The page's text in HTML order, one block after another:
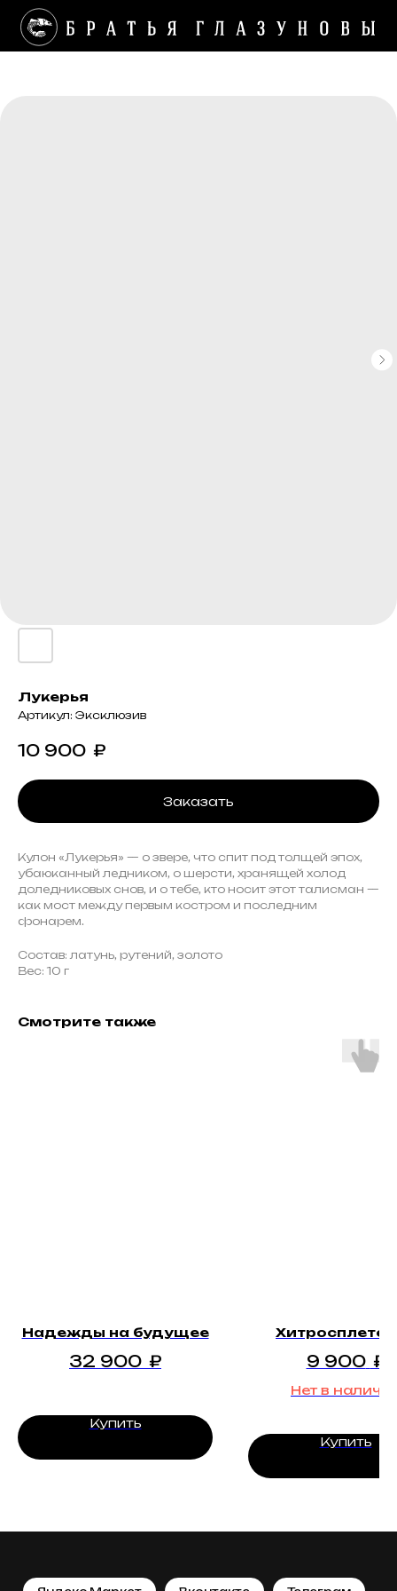
Лукерья
Артикул: Эксклюзив
10 900 ₽
Заказать
Кулон «Лукерья» — о звере, что спит под толщей эпох,
убаюканный ледником, о шерсти, хранящей холод
доледниковых снов, и о тебе, кто носит этот талисман —
как мост между первым костром и последним
фонарем.
Состав: латунь, рутений, золото
Вес: 10 г
Смотрите также
Надежды на будущее
32 900 ₽
Купить
9 900 ₽
Нет в
Купить